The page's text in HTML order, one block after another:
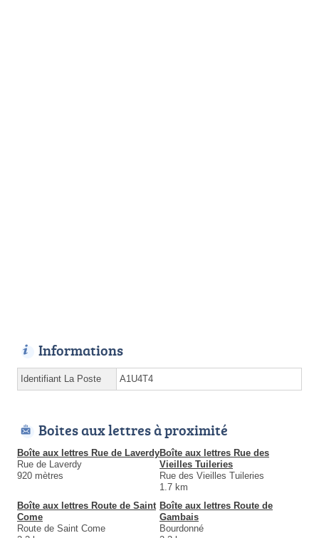
Informations
Identifiant La Poste A1U4T4
Boites aux lettres à proximité
Boîte aux lettres Rue de Laverdy
Rue de Laverdy
920 mètres
Boîte aux lettres Rue des
Vieilles Tuileries
Rue des Vieilles Tuileries
1.7 km
Boîte aux lettres Route de Saint
Come
Route de Saint Come
Boîte aux lettres Route de
Gambais
Bourdonné